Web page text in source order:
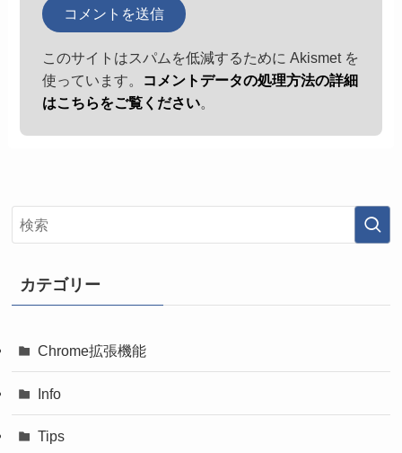
このサイトはスパムを低減するために Akismet を
使っています。
コメントデータの処理方法の詳細
はこちらをご覧ください。
カテゴリー
Chrome拡張機能
Info
Tips